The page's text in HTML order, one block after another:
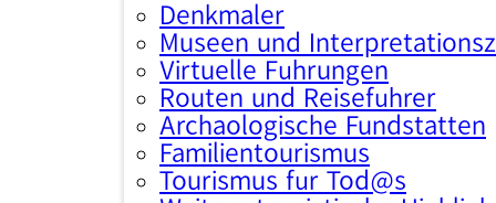
Denkmäler
Museen und
Virtuelle Führungen
Routen und Reiseführer
Archäologische Fundstätten
Familientourismus
Tourismus für Tod@s